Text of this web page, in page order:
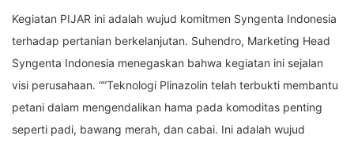
Kegiatan PIJAR ini adalah wujud komitmen Syngenta Indonesia
terhadap pertanian berkelanjutan. Suhendro, Marketing Head
Syngenta Indonesia menegaskan bahwa kegiatan ini sejalan
visi perusahaan. “”Teknologi Plinazolin telah terbukti membantu
petani dalam mengendalikan hama pada komoditas penting
seperti padi, bawang merah, dan cabai. Ini adalah wujud